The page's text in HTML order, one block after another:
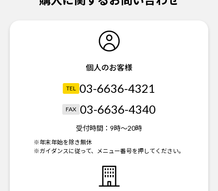
個人のお客様
TEL 03-6636-4321
FAX 03-6636-4340
受付時間： 9時～20時
※年末年始を除き無休
※ガイダンスに従って、メニュー番号を押してください。